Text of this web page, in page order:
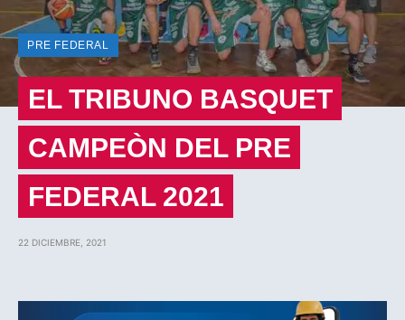
PRE FEDERAL
EL TRIBUNO BASQUET
CAMPEÒN DEL PRE
FEDERAL 2021
22 DICIEMBRE, 2021